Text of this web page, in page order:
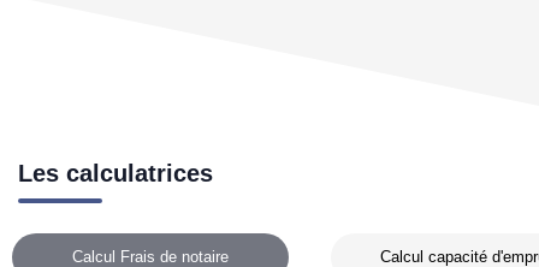
Les calculatrices
Calcul Frais de notaire Calcul capacité